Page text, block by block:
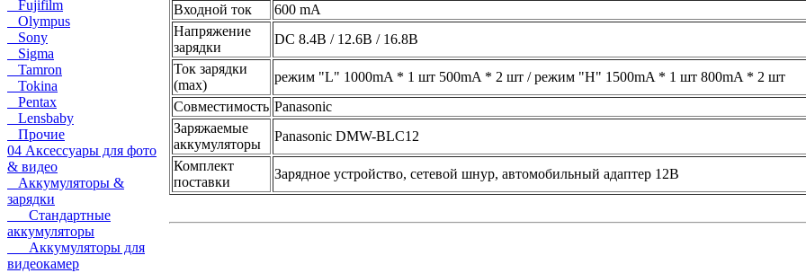
Fujifilm
Olympus
Sony
Sigma
Tamron
Tokina
Pentax
Lensbaby
Прочие
04 Аксессуары для фото
& видео
Аккумуляторы &
зарядки
Стандартные
аккумуляторы
Аккумуляторы для
видеокамер
Входной ток
600 mA
Напряжение
зарядки
DC 8.4В / 12.6В / 16.8В
Ток зарядки
(max)
режим "L" 1000mA * 1 шт 500mA * 2 шт / режим "H" 1500mA * 1 шт 800mA * 2 шт
Совместимость Panasonic
Заряжаемые
аккумуляторы
Panasonic DMW-BLC12
Комплект
поставки
Зарядное устройство, сетевой шнур, автомобильный адаптер 12В